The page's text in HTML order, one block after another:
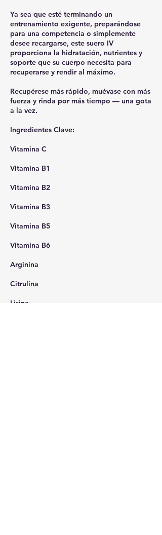
Ya sea que esté terminando un
entrenamiento exigente, preparándose
para una competencia o simplemente
desee recargarse, este suero IV
proporciona la hidratación, nutrientes y
soporte que su cuerpo necesita para
recuperarse y rendir al máximo.
Recupérese más rápido, muévase con más
fuerza y rinda por más tiempo — una gota
a la vez.
Ingredientes Clave:
Vitamina C
Vitamina B1
Vitamina B2
Vitamina B3
Vitamina B5
Vitamina B6
Arginina
Citrulina
Lisina